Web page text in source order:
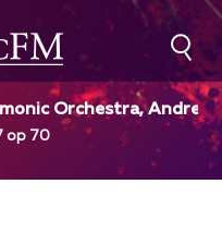
Orchestra, Andre
op 70